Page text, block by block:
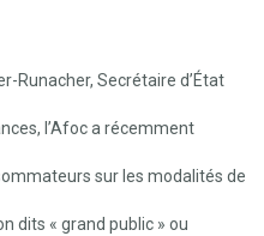
Runacher, Secrétaire d’État
l’Afoc a récemment
sur les modalités de
dits « grand public » ou